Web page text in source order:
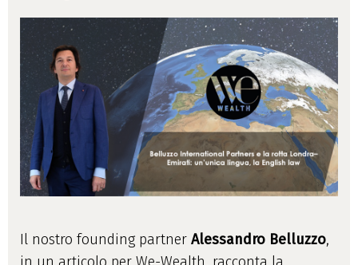
Il nostro founding partner Alessandro Belluzzo,